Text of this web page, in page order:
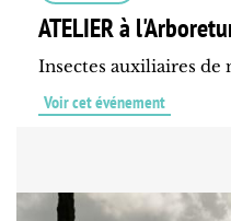
ATELIER à
Insectes auxiliaires de
Voir cet événement